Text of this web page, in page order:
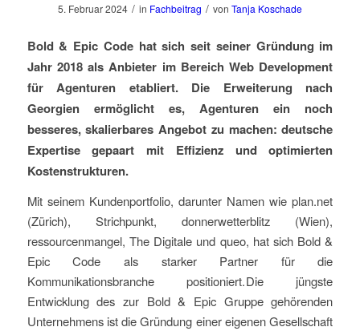
5. Februar 2024 / in Fachbeitrag / von Tanja Koschade
Bold & Epic Code hat sich seit seiner Gründung im
Jahr 2018 als Anbieter im Bereich Web Development
für Agenturen etabliert. Die Erweiterung nach
Georgien ermöglicht es, Agenturenein noch
besseres,skalierbares Angebot zu machen: deutsche
Expertisegepaart mit Effizienzundoptimierten
Kostenstrukturen.
Mit seinem Kundenportfolio, darunter Namen wieplan.net
(Zürich), Strichpunkt,donnerwetterblitz (Wien),
ressourcenmangel, The Digitale und queo, hat sich Bold &
Epic Code als starkerPartner fürdie
Kommunikationsbranchepositioniert.Die jüngste
Entwicklungdes zurBold & Epic Gruppe gehörenden
Unternehmens ist die Gründung einer eigenen Gesellschaft